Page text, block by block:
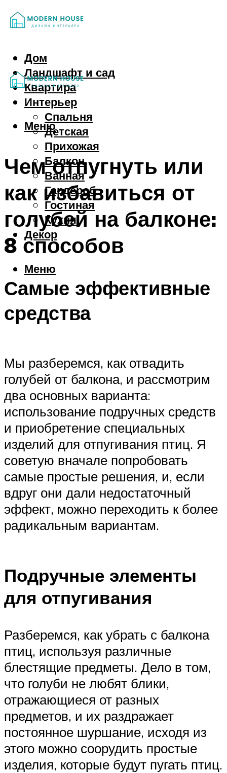
Дом
Ландшафт и сад
Квартира
Интерьер
Спальня
Детская
Прихожая
Балкон
Ванная
Гардероб
Гостиная
Кухня
Декор
Меню
Меню
Чем отпугнуть или
как избавиться от
голубей на балконе:
8 способов
Самые эффективные
средства
Мы разберемся, как отвадить
голубей от балкона, и рассмотрим
два основных варианта:
использование подручных средств
и приобретение специальных
изделий для отпугивания птиц. Я
советую вначале попробовать
самые простые решения, и, если
вдруг они дали недостаточный
эффект, можно переходить к более
радикальным вариантам.
Подручные элементы
для отпугивания
Разберемся, как убрать с балкона
птиц, используя различные
блестящие предметы. Дело в том,
что голуби не любят блики,
отражающиеся от разных
предметов, и их раздражает
постоянное шуршание, исходя из
этого можно соорудить простые
изделия, которые будут пугать птиц.